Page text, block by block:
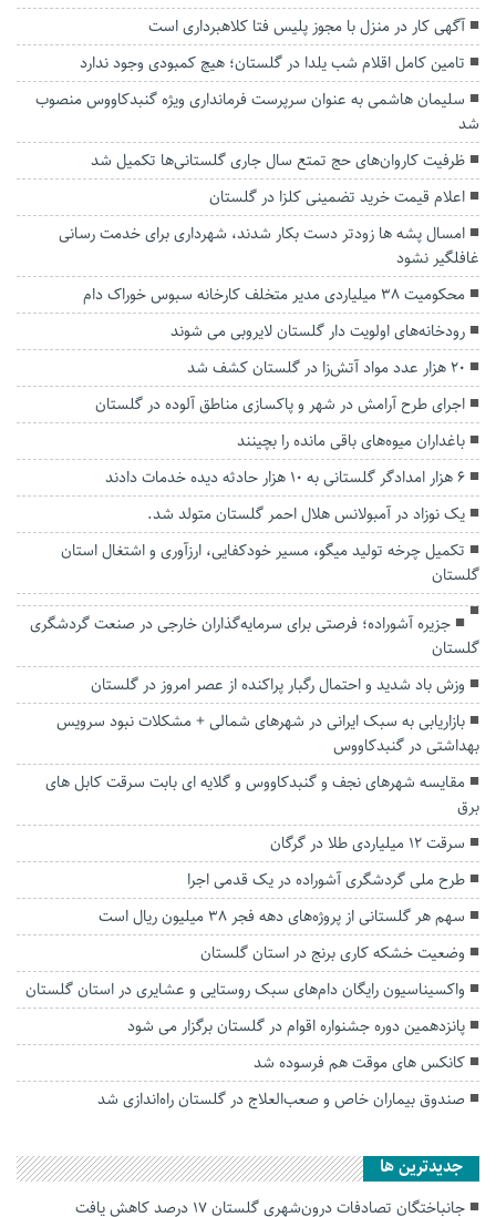
آگهی کار در منزل با مجوز پلیس فتا کلاهبرداری است
تامین کامل اقلام شب یلدا در گلستان؛ هیچ کمبودی وجود ندارد
سلیمان هاشمی به عنوان سرپرست فرمانداری ویژه گنبدکاووس منصوب
شد
ظرفیت کاروان‌های حج تمتع سال جاری گلستانی‌ها تکمیل شد
اعلام قیمت خرید تضمینی کلزا در گلستان
امسال پشه ها زودتر دست بکار شدند، شهرداری برای خدمت رسانی
غافلگیر نشود
محکومیت ۳۸ میلیاردی مدیر متخلف کارخانه سبوس خوراک دام
رودخانه‌های اولویت دار گلستان لایروبی می شوند
۲۰ هزار عدد مواد آتش‌زا در گلستان کشف شد
اجرای طرح آرامش در شهر و پاکسازی مناطق آلوده در گلستان
باغداران میوه‌های باقی مانده را بچینند
۶ هزار امدادگر گلستانی به ۱۰ هزار حادثه دیده خدمات دادند
یک نوزاد در آمبولانس هلال احمر گلستان متولد شد.
تکمیل چرخه تولید میگو، مسیر خودکفایی، ارزآوری و اشتغال استان
گلستان
جزیره آشوراده؛ فرصتی برای سرمایه‌گذاران خارجی در صنعت گردشگری
گلستان
وزش باد شدید و احتمال رگبار پراکنده از عصر امروز در گلستان
بازاریابی به سبک ایرانی در شهرهای شمالی + مشکلات نبود سرویس
بهداشتی در گنبدکاووس
مقایسه شهرهای نجف و گنبدکاووس و گلایه ای بابت سرقت کابل های
برق
سرقت ۱۲ میلیاردی طلا در گرگان
طرح ملی گردشگری آشوراده در یک قدمی اجرا
سهم هر گلستانی از پروژه‌های دهه فجر ۳۸ میلیون ریال است
وضعیت خشکه کاری برنج در استان گلستان
واکسیناسیون رایگان دام‌های سبک روستایی و عشایری در استان گلستان
پانزدهمین دوره جشنواره اقوام در گلستان برگزار می شود
کانکس های موقت هم فرسوده شد
صندوق بیماران خاص و صعب‌العلاج در گلستان راه‌اندازی شد
جديدترين ها
جانباختگان تصادفات درون‌شهری گلستان ۱۷ درصد کاهش یافت